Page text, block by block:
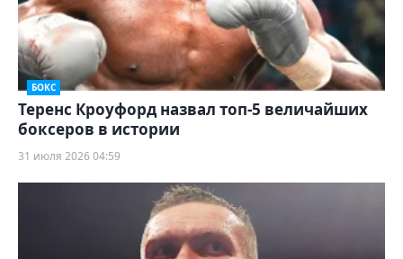
БОКС
Теренс Кроуфорд назвал топ-5 величайших
боксеров в истории
31 июля 2026 04:59